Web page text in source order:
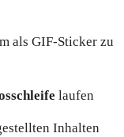
als GIF-Sticker zu
laufen
Inhalten